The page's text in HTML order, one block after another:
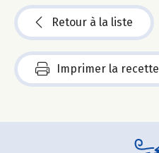
Retour à la liste
Imprimer la recette